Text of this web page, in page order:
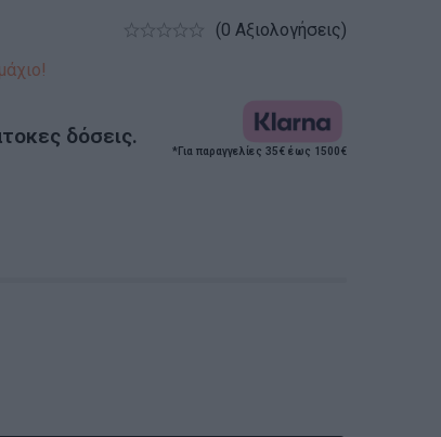
(0 Αξιολογήσεις)
δόσεις.
*Για παραγγελίες 35€ έως 1500€